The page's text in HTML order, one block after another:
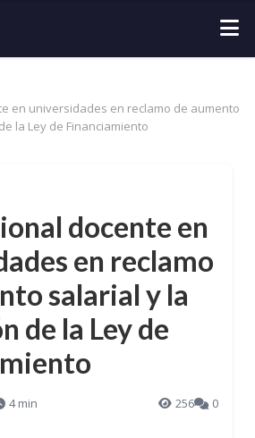
en universidades en reclamo de aumento
la Ley de Financiamiento
docente en
en reclamo
salarial y la
de la Ley de
4 min 256 0